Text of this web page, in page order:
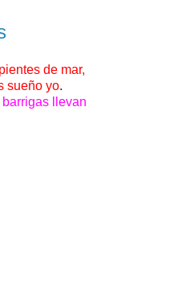
de mar,
yo.
llevan